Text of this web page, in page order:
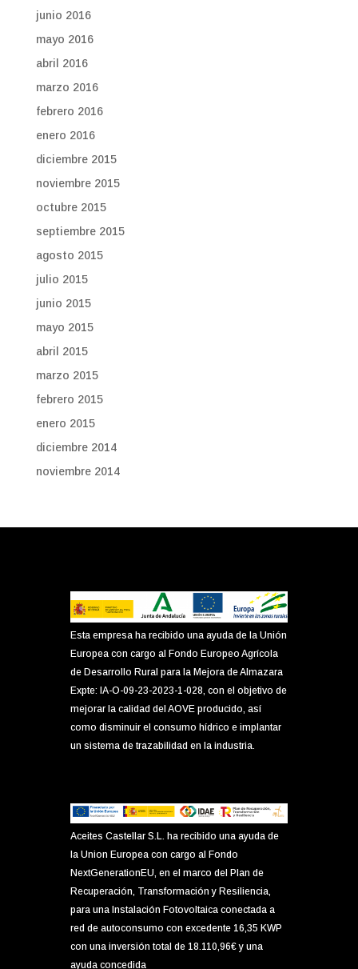
junio 2016
mayo 2016
abril 2016
marzo 2016
febrero 2016
enero 2016
diciembre 2015
noviembre 2015
octubre 2015
septiembre 2015
agosto 2015
julio 2015
junio 2015
mayo 2015
abril 2015
marzo 2015
febrero 2015
enero 2015
diciembre 2014
noviembre 2014
Esta empresa ha recibido una ayuda de la Unión
Europea con cargo al Fondo Europeo Agrícola
de Desarrollo Rural para la Mejora de Almazara
Expte: IA-O-09-23-2023-1-028, con el objetivo de
mejorar la calidad del AOVE producido, así
como disminuir el consumo hídrico e implantar
un sistema de trazabilidad en la industria.
Aceites Castellar S.L. ha recibido una ayuda de
la Union Europea con cargo al Fondo
NextGenerationEU, en el marco del Plan de
Recuperación, Transformación y Resiliencia,
para una Instalación Fotovoltaica conectada a
red de autoconsumo con excedente 16,35 KWP
con una inversión total de 18.110,96€ y una
ayuda concedida